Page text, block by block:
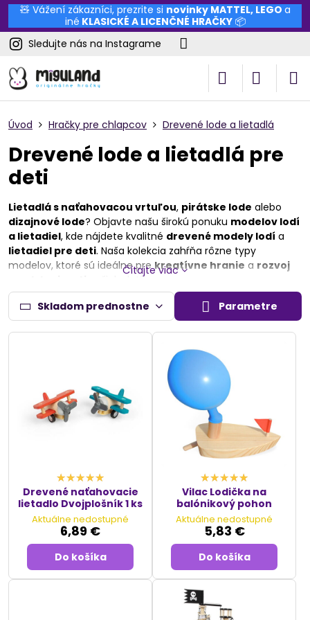
🧸 Vážení zákazníci, prezrite si novinky MATTEL, LEGO a
iné KLASICKÉ A LICENČNÉ HRAČKY📦
Sledujte nás na Instagrame
Úvod Hračky pre chlapcov Drevené lode a lietadlá
Drevené lode a lietadlá pre
deti
Lietadlá s naťahovacou vrtuľou, pirátske lode alebo
dizajnové lode? Objavte našu širokú ponuku modelov lodí
a lietadiel, kde nájdete kvalitné drevené modely lodí a
lietadiel pre deti. Naša kolekcia zahŕňa rôzne typy
modelov, ktoré sú ideálne prekreatívne hranie a rozvoj
vašich detí.
Naše drevené lodesú navrhnuté s dôrazom na detail a
bezpečnosť, pričom každý model je vyrobený z kvalitného
dreva, ktoré zaručujedlhú životnosťaodolnosťpri hre.
Deti si môžu vytvoriť vlastné dobrodružstvá na mori s našimi
alebo sa vydať na fantastické lety s našimi
Naša ponukamodelov lodí a lietadielje perfektná pre deti,
ktoré milujúhračky na rozvoj motorických zručností
fantazijné hry. Vyberte si z našej
kolekcie a poskytnite deťom hodinyzábavy a učenias
Čítajte viac
Skladom prednostne Parametre
Drevené naťahovacie
lietadlo Dvojplošník 1 ks
Aktuálne nedostupné
6,89 €
Do košíka
Vilac Lodička na
balónikový pohon
Aktuálne nedostupné
5,83 €
Do košíka